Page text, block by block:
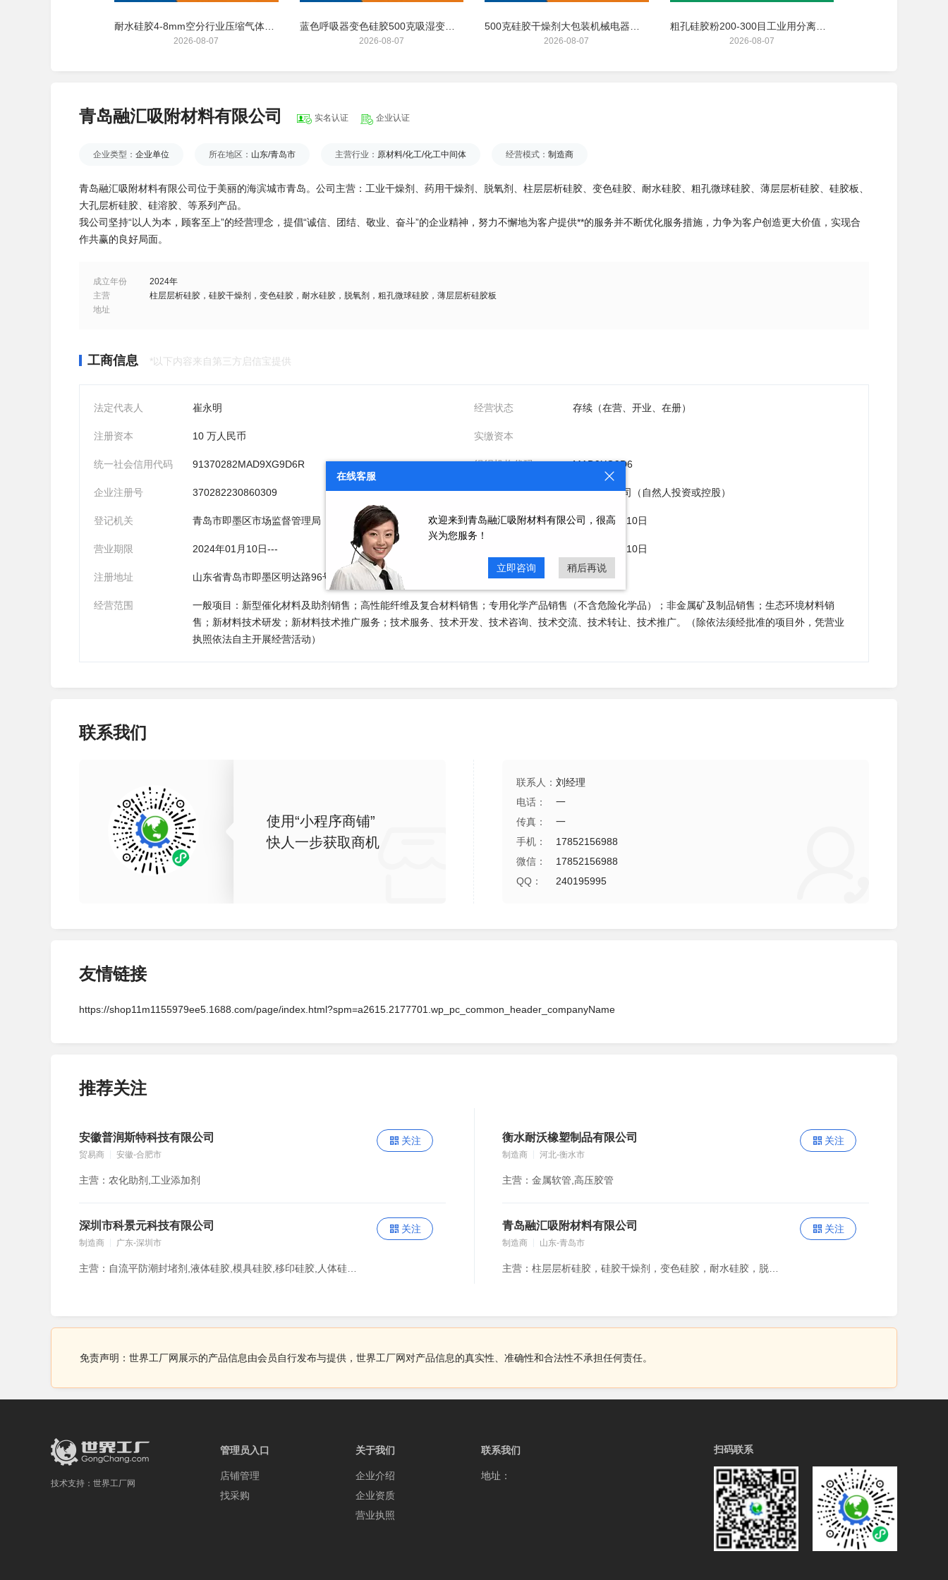
2026-08-07
蓝色呼吸器变色硅胶500克吸湿变粉色干燥剂
2026-08-07 2026-08-07
粗孔硅胶粉200-300目工业用分离提纯吸附剂
2026-08-07
青岛融汇吸附材料有限公司 实名认证 企业认证
企业类型： 企业单位 所在地区： 山东/青岛市 主营行业： 原材料/化工/化工中间体 经营模式： 制造商
青岛融汇吸附材料有限公司位于美丽的海滨城市青岛。公司主营：工业干燥剂、药用干燥剂、脱氧剂、柱层层析硅胶、变色硅胶、耐水硅胶、粗孔微球硅胶、薄层层析硅胶、硅胶板、
大孔层析硅胶、硅溶胶、等系列产品。
我公司坚持“以人为本，顾客至上”的经营理念，提倡“诚信、团结、敬业、奋斗”的企业精神，努力不懈地为客户提供**的服务并不断优化服务措施，力争为客户创造更大价值，实现合
作共赢的良好局面。
成立年份
2024年
主营
柱层层析硅胶，硅胶干燥剂，变色硅胶，耐水硅胶，脱氧剂，粗孔微球硅胶，薄层层析硅胶板
地址
工商信息 *以下内容来自第三方启信宝提供
法定代表人 崔永明 经营状态 存续（在营、开业、在册）
注册资本 10 万人民币 实缴资本
统一社会信用代码 91370282MAD9XG9D6R 组织机构代码 MAD9XG9D6
企业注册号 370282230860309 企业类型 有限责任公司（自然人投资或控股）
登记机关 青岛市即墨区市场监督管理局 成立日期 2024年01月10日
营业期限 2024年01月10日--- 2024年01日10日
注册地址 山东省青岛市即墨区明达路96号1号楼1202户
经营范围
一般项目：新型催化材料及助剂销售；高性能纤维及复合材料销售；专用化学产品销售（不含危险化学品）；非金属矿及制品销售；生态环境材料销
售；新材料技术研发；新材料技术推广服务；技术服务、技术开发、技术咨询、技术交流、技术转让、技术推广。（除依法须经批准的项目外，凭营业
执照依法自主开展经营活动）
联系我们
使用“小程序商铺”
快人一步获取商机
联系人： 刘经理
电话：
一
传真：
一
手机：
17852156988
微信：
17852156988
QQ：
240195995
友情链接
https://shop11m1155979ee5.1688.com/page/index.html?spm=a2615.2177701.wp_pc_common_header_companyName
推荐关注
安徽普润斯特科技有限公司
贸易商 安徽-合肥市
主营：农化助剂,工业添加剂
关注 衡水耐沃橡塑制品有限公司
制造商 河北-衡水市
主营：金属软管,高压胶管
关注
深圳市科景元科技有限公司
制造商 广东-深圳市
关注 青岛融汇吸附材料有限公司
制造商 山东-青岛市
关注
免责声明：世界工厂网展示的产品信息由会员自行发布与提供，世界工厂网对产品信息的真实性、准确性和合法性不承担任何责任。
技术支持： 世界工厂网
管理员入口
店铺管理
找采购
关于我们
企业介绍
企业资质
营业执照
联系我们
地址：
扫码联系
在线客服
欢迎来到青岛融汇吸附材料有限公司，很高
兴为您服务！
立即咨询 稍后再说